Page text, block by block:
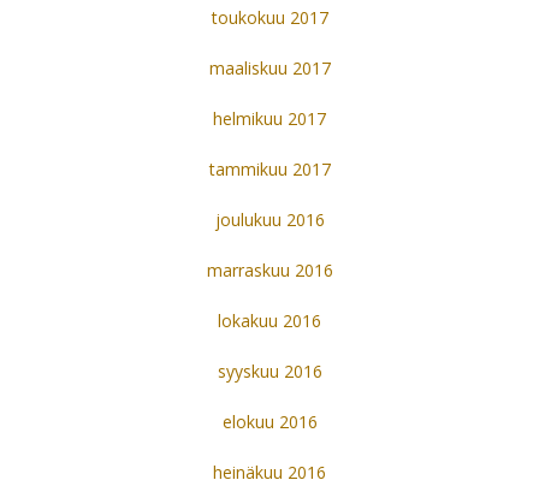
toukokuu 2017
maaliskuu 2017
helmikuu 2017
tammikuu 2017
joulukuu 2016
marraskuu 2016
lokakuu 2016
syyskuu 2016
elokuu 2016
heinäkuu 2016